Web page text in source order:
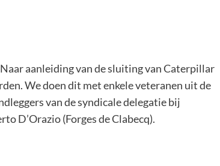
aanleiding van de sluiting van Caterpillar
We doen dit met enkele veteranen uit de
van de syndicale delegatie bij
D’Orazio (Forges de Clabecq).